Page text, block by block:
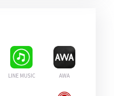
LINE MUSIC AWA